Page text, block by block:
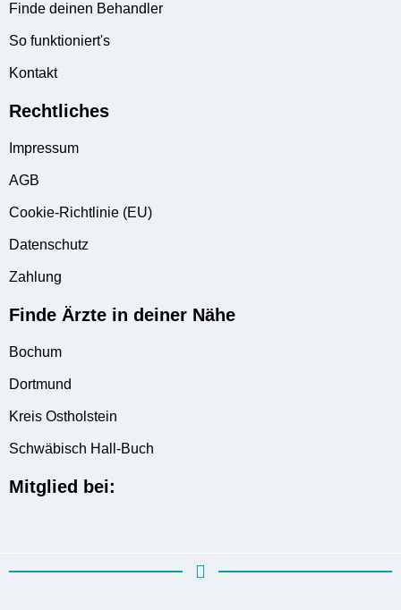
Finde deinen Behandler
So funktioniert's
Kontakt
Rechtliches
Impressum
AGB
Cookie-Richtlinie (EU)
Datenschutz
Zahlung
Finde Ärzte in deiner Nähe
Bochum
Dortmund
Kreis Ostholstein
Schwäbisch Hall-Buch
Mitglied bei: